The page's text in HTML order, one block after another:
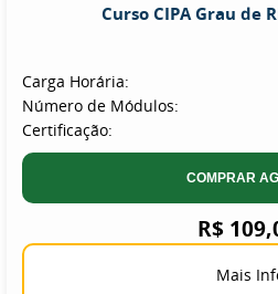
Curso CIPA Grau de
Carga Horária:
Número de Módulos:
Certificação:
COMPRAR
R$
Mais